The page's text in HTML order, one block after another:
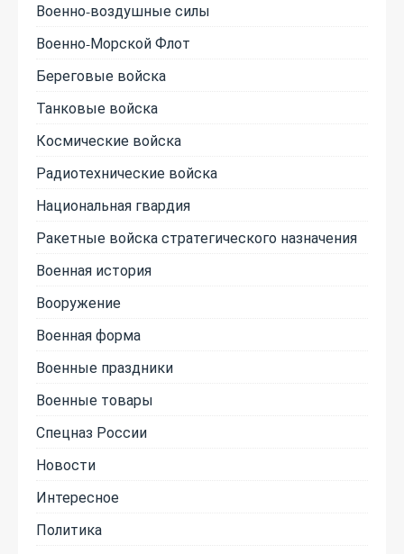
Военно-воздушные силы
Военно-Морской Флот
Береговые войска
Танковые войска
Космические войска
Радиотехнические войска
Национальная гвардия
Ракетные войска стратегического назначения
Военная история
Вооружение
Военная форма
Военные праздники
Военные товары
Спецназ России
Новости
Интересное
Политика